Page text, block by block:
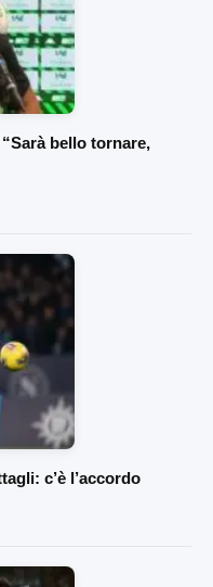
bello tornare,
c’è l’accordo